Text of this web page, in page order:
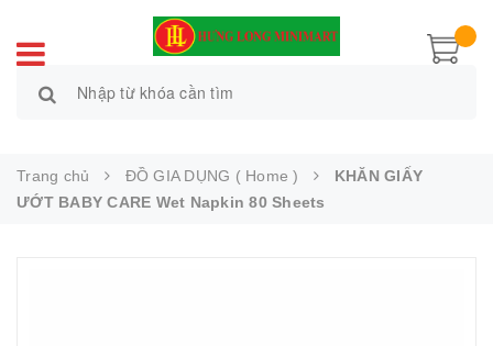
Trang chủ ĐỒ GIA DỤNG ( Home )
KHĂN GIẤY
ƯỚT BABY CARE Wet Napkin 80 Sheets